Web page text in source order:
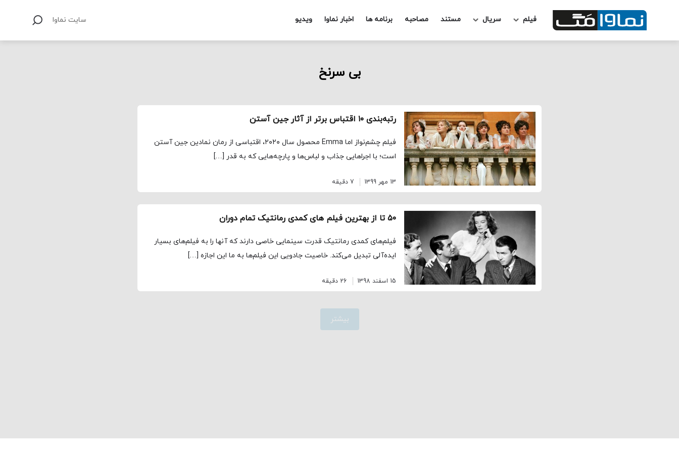
فیلم سریال مستند مصاحبه برنامه ها اخبار نماوا ویدیو سایت نماوا
بی سرنخ
رتبه‌بندی ۱۰ اقتباس برتر از آثار جین آستن
فیلم چشم‌نواز اما Emma محصول سال ۲۰۲۰، اقتباسی از رمان نمادین جین آستن
است؛ با اجراهایی جذاب و لباس‌ها و پارچه‌هایی که به قدر […]
13 مهر 1399 7 دقیقه
۵۰ تا از بهترین فیلم‌ های کمدی رمانتیک تمام دوران
فیلم‌های کمدی رمانتیک قدرت سینمایی خاصی دارند که آنها را به فیلم‌های بسیار
ایده‌آلی تبدیل می‌کند. خاصیت جادویی این فیلم‌ها به ما این اجازه […]
15 اسفند 1398 26 دقیقه
بیشتر